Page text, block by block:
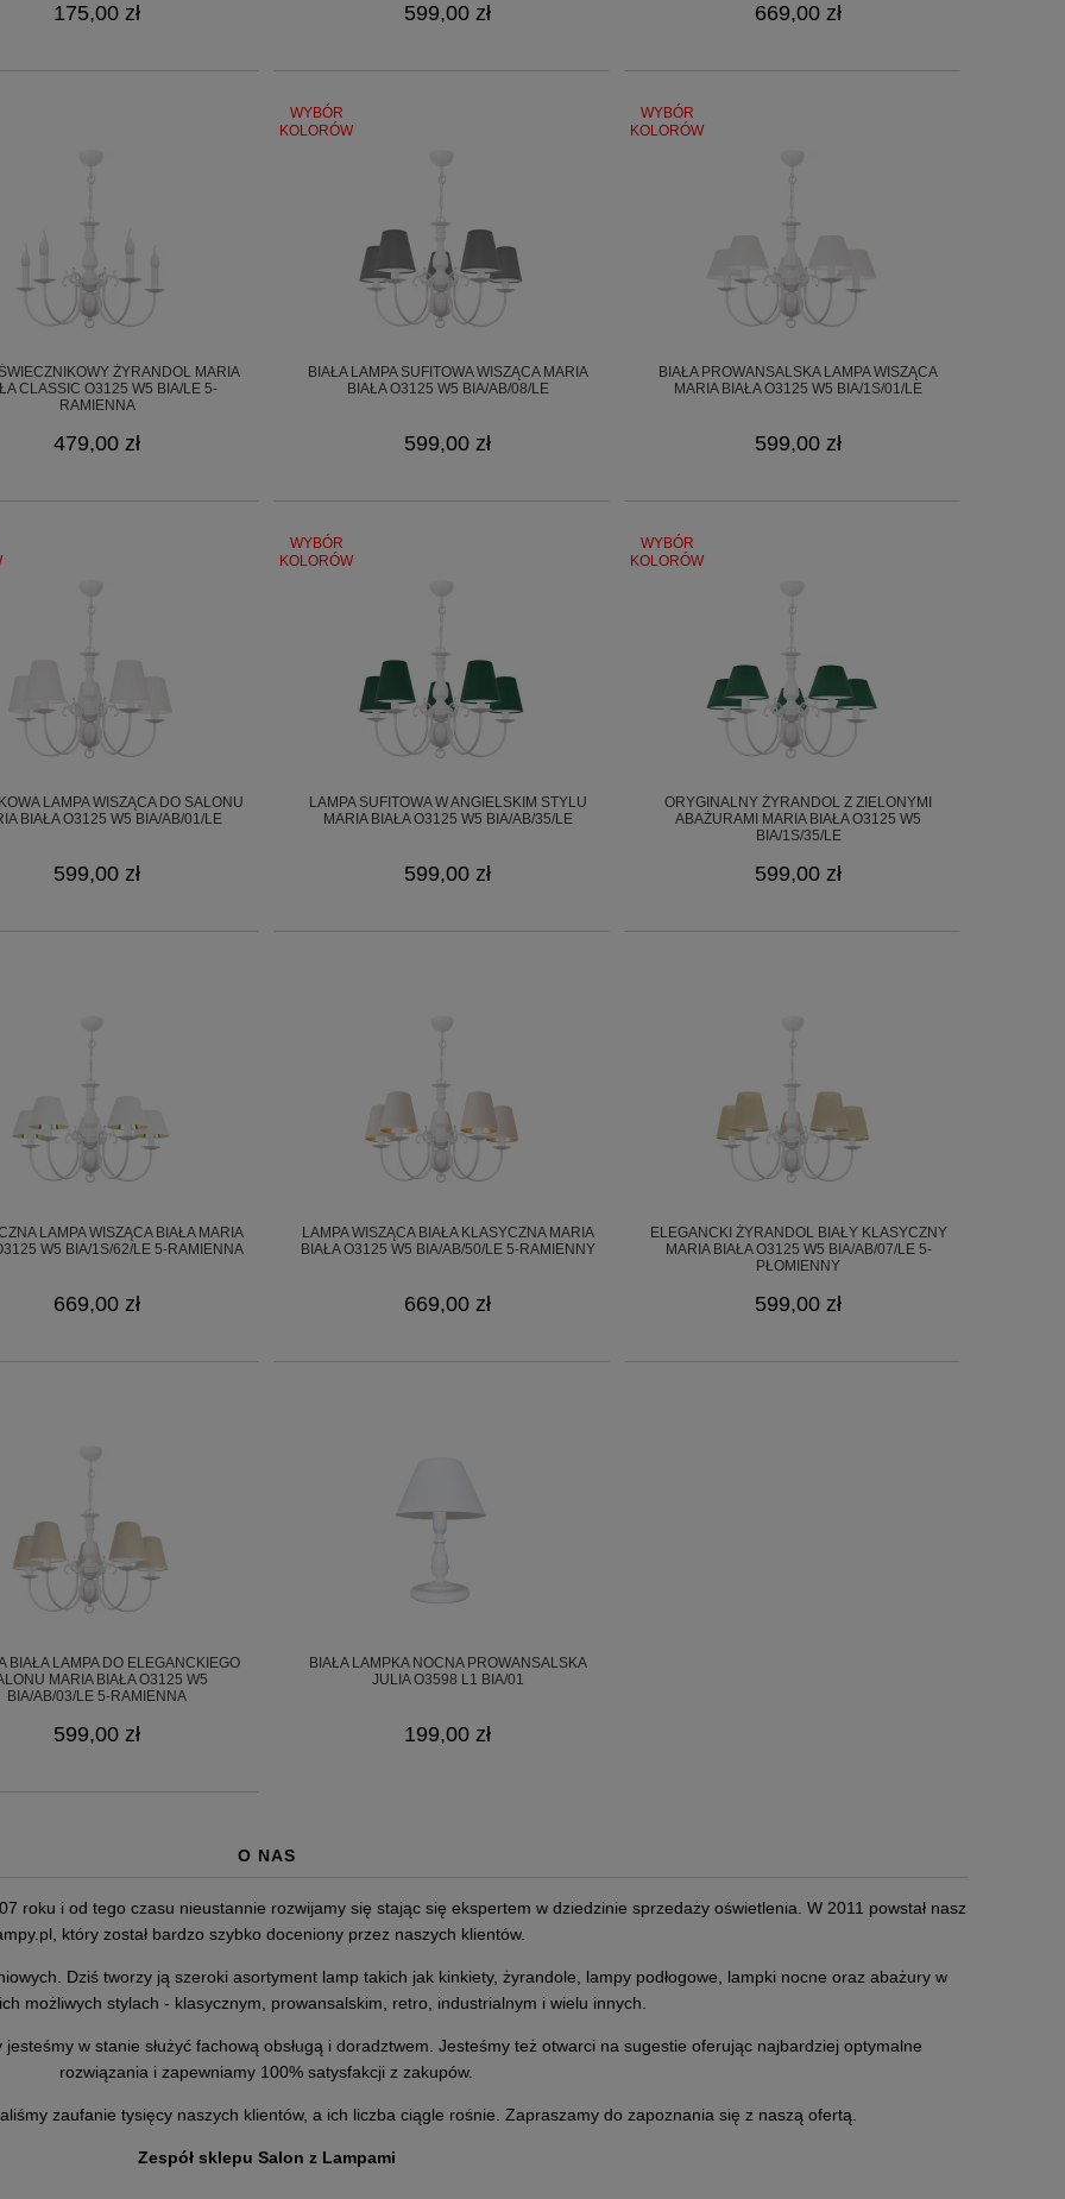
175,00 zł 599,00 zł 669,00 zł
ŻYRANDOL MARIA
CLASSIC O3125 W5 BIA/LE 5-
RAMIENNA
479,00 zł
WYBÓR
KOLORÓW
BIAŁA LAMPA SUFITOWA WISZĄCA MARIA
BIAŁA O3125 W5 BIA/AB/08/LE
599,00 zł
WYBÓR
KOLORÓW
BIAŁA PROWANSALSKA LAMPA WISZĄCA
MARIA BIAŁA O3125 W5 BIA/1S/01/LE
599,00 zł
LAMPA WISZĄCA DO SALONU
BIAŁA O3125 W5 BIA/AB/01/LE
599,00 zł
WYBÓR
KOLORÓW
LAMPA SUFITOWA W ANGIELSKIM STYLU
MARIA BIAŁA O3125 W5 BIA/AB/35/LE
599,00 zł
WYBÓR
KOLORÓW
ORYGINALNY ŻYRANDOL Z ZIELONYMI
ABAŻURAMI MARIA BIAŁA O3125 W5
BIA/1S/35/LE
599,00 zł
LAMPA WISZĄCA BIAŁA MARIA
W5 BIA/1S/62/LE 5-RAMIENNA
669,00 zł
LAMPA WISZĄCA BIAŁA KLASYCZNA MARIA
BIAŁA O3125 W5 BIA/AB/50/LE 5-RAMIENNY
669,00 zł
ELEGANCKI ŻYRANDOL BIAŁY KLASYCZNY
MARIA BIAŁA O3125 W5 BIA/AB/07/LE 5-
PŁOMIENNY
599,00 zł
BIAŁA LAMPA DO ELEGANCKIEGO
MARIA BIAŁA O3125 W5
BIA/AB/03/LE 5-RAMIENNA
599,00 zł
BIAŁA LAMPKA NOCNA PROWANSALSKA
JULIA O3598 L1 BIA/01
199,00 zł
O NAS
roku i od tego czasu nieustannie rozwijamy się stając się ekspertem w dziedzinie sprzedaży oświetlenia. W 2011 powstał nasz
który został bardzo szybko doceniony przez naszych klientów.
Dziś tworzy ją szeroki asortyment lamp takich jak kinkiety, żyrandole, lampy podłogowe, lampki nocne oraz abażury w
możliwych stylach - klasycznym, prowansalskim, retro, industrialnym i wielu innych.
w stanie służyć fachową obsługą i doradztwem. Jesteśmy też otwarci na sugestie oferując najbardziej optymalne
rozwiązania i zapewniamy 100% satysfakcji z zakupów.
zaufanie tysięcy naszych klientów, a ich liczba ciągle rośnie. Zapraszamy do zapoznania się z naszą ofertą.
Zespół sklepu Salon z Lampami